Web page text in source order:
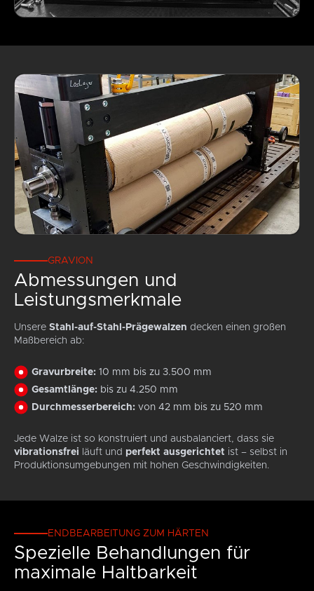
GRAVION
Abmessungen und
Leistungsmerkmale
Unsere Stahl-auf-Stahl-Prägewalzen decken einen großen
Maßbereich ab:
Gravurbreite: 10 mm bis zu 3.500 mm
Gesamtlänge: bis zu 4.250 mm
Durchmesserbereich: von 42 mm bis zu 520 mm
Jede Walze ist so konstruiert und ausbalanciert, dass sie
vibrationsfrei läuft und perfekt ausgerichtet ist – selbst in
Produktionsumgebungen mit hohen Geschwindigkeiten.
ENDBEARBEITUNG ZUM HÄRTEN
Spezielle Behandlungen für
maximale Haltbarkeit